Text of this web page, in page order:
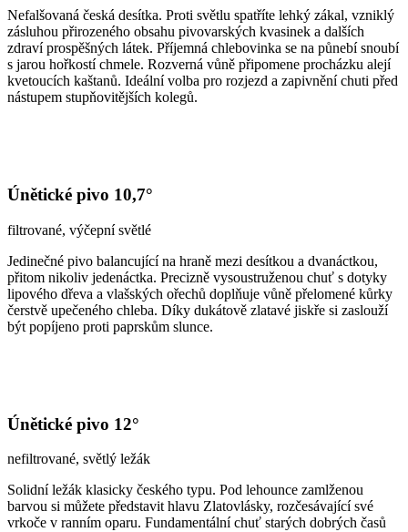
Nefalšovaná česká desítka. Proti světlu spatříte lehký zákal, vzniklý
zásluhou přirozeného obsahu pivovarských kvasinek a dalších
zdraví prospěšných látek. Příjemná chlebovinka se na půnebí snoubí
s jarou hořkostí chmele. Rozverná vůně připomene procházku alejí
kvetoucích kaštanů. Ideální volba pro rozjezd a zapivnění chuti před
nástupem stupňovitějších kolegů.
Únětické pivo 10,7°
filtrované, výčepní světlé
Jedinečné pivo balancující na hraně mezi desítkou a dvanáctkou,
přitom nikoliv jedenáctka. Precizně vysoustruženou chuť s dotyky
lipového dřeva a vlašských ořechů doplňuje vůně přelomené kůrky
čerstvě upečeného chleba. Díky dukátově zlatavé jiskře si zaslouží
být popíjeno proti paprskům slunce.
Únětické pivo 12°
nefiltrované, světlý ležák
Solidní ležák klasicky českého typu. Pod lehounce zamlženou
barvou si můžete představit hlavu Zlatovlásky, rozčesávající své
vrkoče v ranním oparu. Fundamentální chuť starých dobrých časů